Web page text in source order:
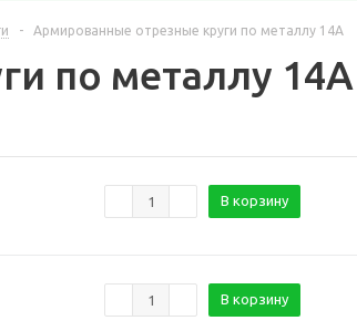
- Армированные отрезные круги по металлу 14А
по металлу 14А
В корзину
В корзину